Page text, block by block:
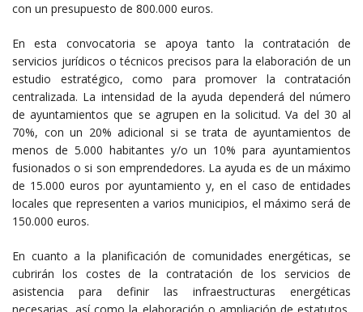
con un presupuesto de 800.000 euros.
En esta convocatoria se apoya tanto la contratación de
servicios jurídicos o técnicos precisos para la elaboración de un
estudio estratégico, como para promover la contratación
centralizada. La intensidad de la ayuda dependerá del número
de ayuntamientos que se agrupen en la solicitud. Va del 30 al
70%, con un 20% adicional si se trata de ayuntamientos de
menos de 5.000 habitantes y/o un 10% para ayuntamientos
fusionados o si son emprendedores. La ayuda es de un máximo
de 15.000 euros por ayuntamiento y, en el caso de entidades
locales que representen a varios municipios, el máximo será de
150.000 euros.
En cuanto a la planificación de comunidades energéticas, se
cubrirán los costes de la contratación de los servicios de
asistencia para definir las infraestructuras energéticas